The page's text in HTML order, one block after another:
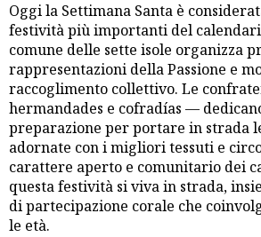
Oggi la Settimana Santa è
festività più importanti del
comune delle sette isole organizza
rappresentazioni della Passione e
raccoglimento collettivo. Le
hermandades e cofradías —
preparazione per portare in strada
adornate con i migliori tessuti e
carattere aperto e comunitario dei
questa festività si viva in strada,
di partecipazione corale che
le età.